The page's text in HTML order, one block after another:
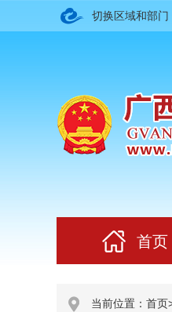
切换区域和部门
首页
当前位置： 首页